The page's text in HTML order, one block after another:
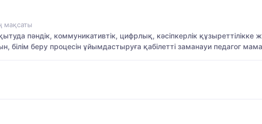
мақсаты
пәндік, коммуникативтік, цифрлық, кәсіпкерлік
білім беру процесін ұйымдастыруға қабілетті заманауи педагог